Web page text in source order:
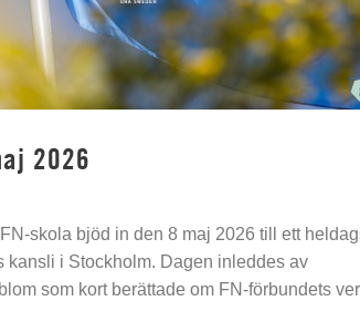
2026
skola bjöd in den 8 maj 2026 till ett
kansli i Stockholm. Dagen inleddes av
som kort berättade om FN-förbundets